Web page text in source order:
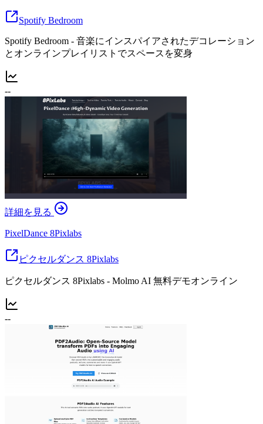
Spotify Bedroom
Spotify Bedroom - 音楽にインスパイアされたデコレーション
とオンラインプレイリストでスペースを変身
--
詳細を見る
PixelDance 8Pixlabs
ピクセルダンス 8Pixlabs
ピクセルダンス 8Pixlabs - Molmo AI 無料デモオンライン
--